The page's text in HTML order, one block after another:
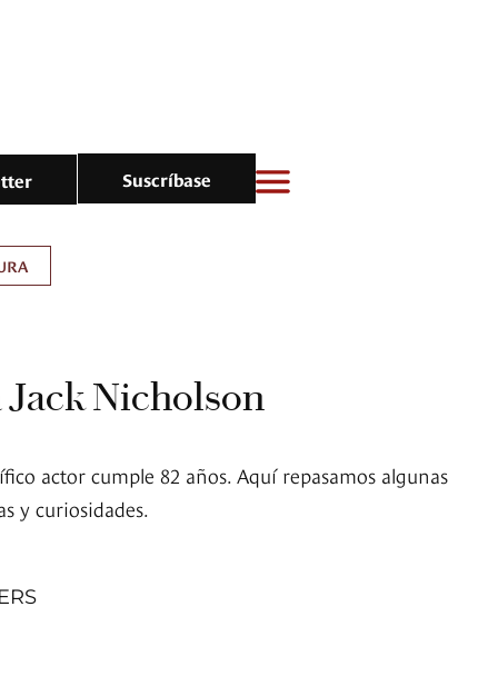
Suscríbase
Jack Nicholson
actor cumple 82 años. Aquí repasamos algunas
y curiosidades.